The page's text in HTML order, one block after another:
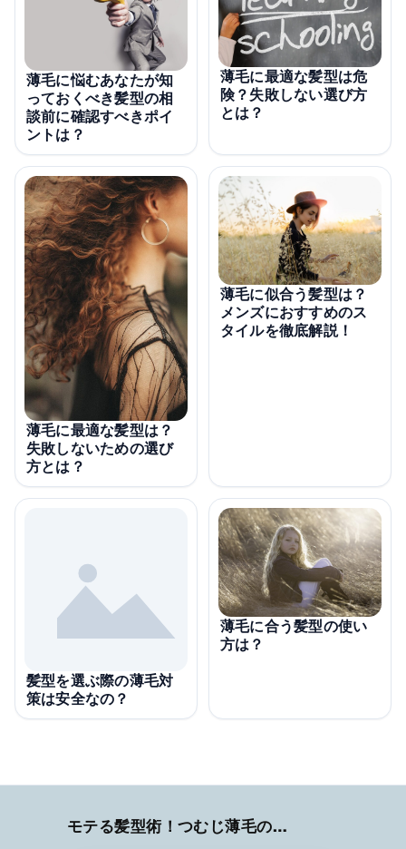
薄毛に悩むあなたが知
っておくべき髪型の相
談前に確認すべきポイ
ントは？
薄毛に最適な髪型は危
険？失敗しない選び方
とは？
薄毛に最適な髪型は？
失敗しないための選び
方とは？
薄毛に似合う髪型は？
メンズにおすすめのス
タイルを徹底解説！
髪型を選ぶ際の薄毛対
策は安全なの？
薄毛に合う髪型の使い
方は？
モテる髪型術！つむじ薄毛の隠し方